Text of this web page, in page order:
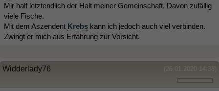
Mir half letztendlich der Halt meiner Gemeinschaft. Davon zufällig
viele Fische.
Mit dem Aszendent Krebs kann ich jedoch auch viel verbinden.
Zwingt er mich aus Erfahrung zur Vorsicht.
(26.01.2020 14:38)
Widderlady76